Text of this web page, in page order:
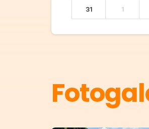
31 1